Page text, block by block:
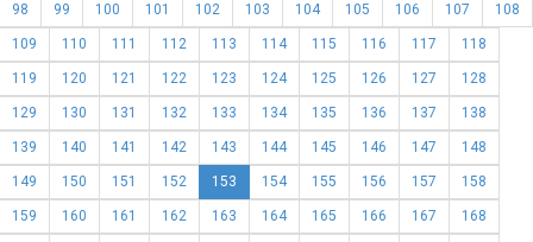
98 99 100 101 102 103 104 105 106 107 108
109 110 111 112 113 114 115 116 117 118
119 120 121 122 123 124 125 126 127 128
129 130 131 132 133 134 135 136 137 138
139 140 141 142 143 144 145 146 147 148
149 150 151 152 153 154 155 156 157 158
159 160 161 162 163 164 165 166 167 168